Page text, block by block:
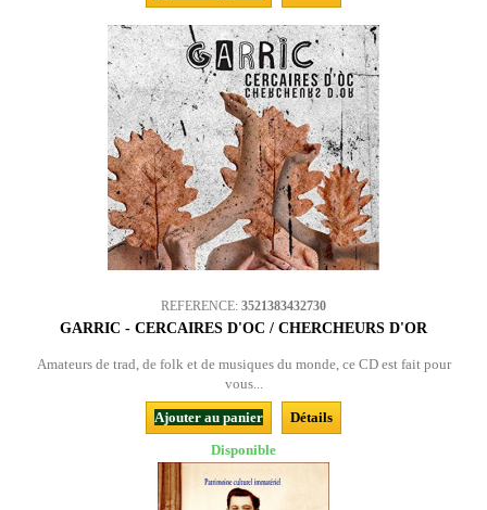
REFERENCE: 3521383432730
GARRIC - CERCAIRES D'OC / CHERCHEURS D'OR
Amateurs de trad, de folk et de musiques du monde, ce CD est fait pour
vous...
Ajouter au panier
Détails
Disponible